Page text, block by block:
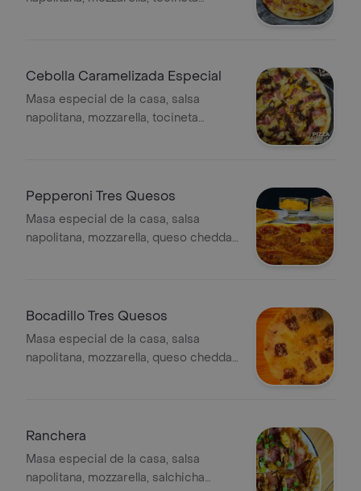
Cebolla Caramelizada Especial
Masa especial de la casa, salsa
napolitana, mozzarella, tocineta
Pepperoni Tres Quesos
Masa especial de la casa, salsa
napolitana, mozzarella, queso cheddar,
Bocadillo Tres Quesos
Masa especial de la casa, salsa
napolitana, mozzarella, queso cheddar,
Ranchera
Masa especial de la casa, salsa
napolitana, mozzarella, salchicha